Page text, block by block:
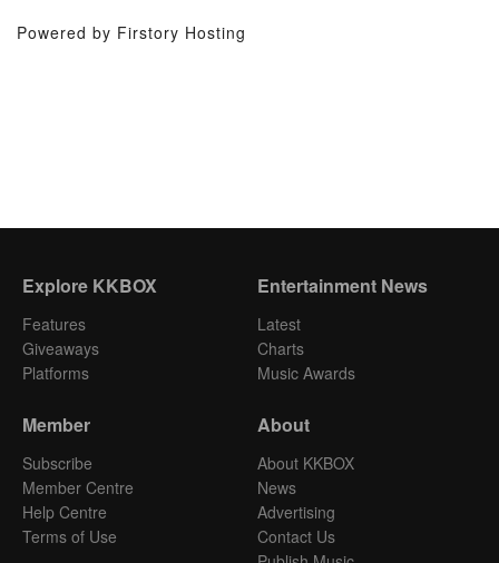
Powered by Firstory Hosting
Explore KKBOX
Features
Giveaways
Platforms
Entertainment News
Latest
Charts
Music Awards
Member
Subscribe
Member Centre
Help Centre
Terms of Use
About
About KKBOX
News
Advertising
Contact Us